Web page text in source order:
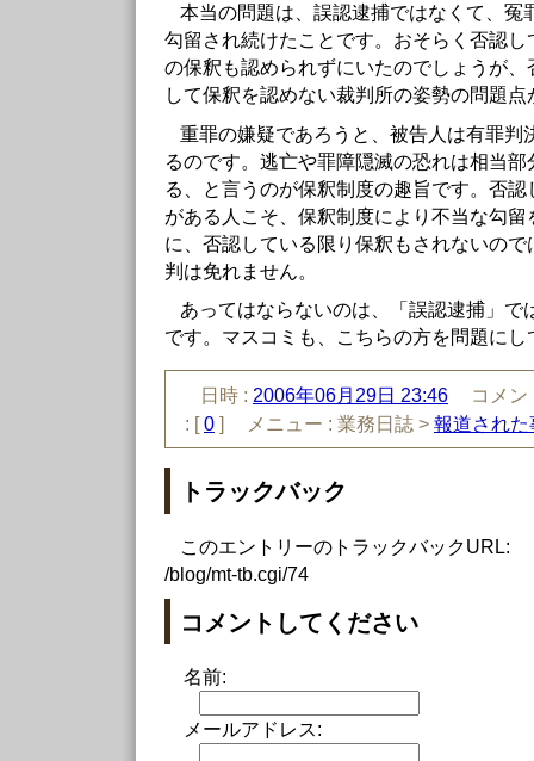
本当の問題は、誤認逮捕ではなくて、冤
勾留され続けたことです。おそらく否認
の保釈も認められずにいたのでしょうが
して保釈を認めない裁判所の姿勢の問題
重罪の嫌疑であろうと、被告人は有罪判
るのです。逃亡や罪障隠滅の恐れは相当
る、と言うのが保釈制度の趣旨です。否
がある人こそ、保釈制度により不当な勾
に、否認している限り保釈もされないの
判は免れません。
あってはならないのは、「誤認逮捕」で
です。マスコミも、こちらの方を問題に
日時 : 2006年06月29日 23:46
コメ
: [0 ] メニュー : 業務日誌 > 報道され
トラックバック
このエントリーのトラックバックURL:
/blog/mt-tb.cgi/74
コメントしてください
名前:
メールアドレス: